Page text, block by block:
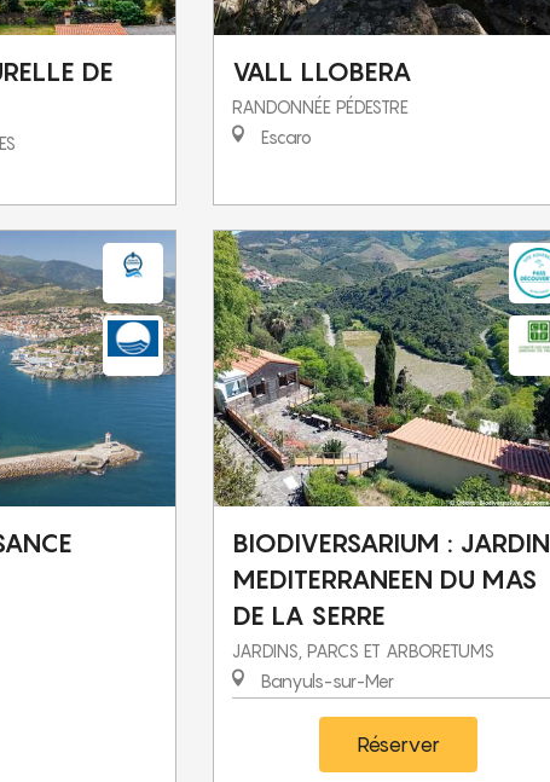
DE
VALL LLOBERA
RANDONNÉE PÉDESTRE
Escaro
BIODIVERSARIUM : JARDIN
MEDITERRANEEN DU MAS
DE LA SERRE
JARDINS, PARCS ET ARBORETUMS
Banyuls-sur-Mer
Réserver